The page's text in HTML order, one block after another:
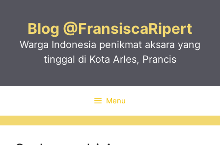
Blog @FransiscaRipert
Warga Indonesia penikmat aksara yang
tinggal di Kota Arles, Prancis
Menu